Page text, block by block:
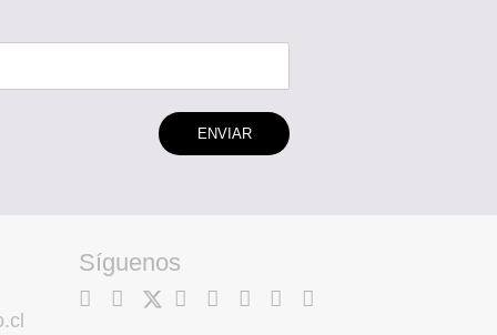
ENVIAR
Síguenos